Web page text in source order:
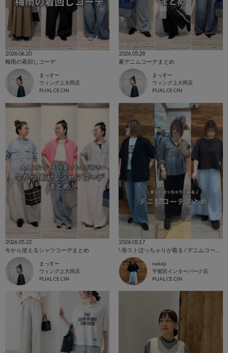
2026.06.20
梅雨の着回しコーデ
まっすー
ウィング上大岡店
PUAL CE CIN
2026.05.28
夏デニムコーデまとめ
まっすー
ウィング上大岡店
PUAL CE CIN
2026.05.22
今から使えるシャツコーデまとめ
まっすー
ウィング上大岡店
PUAL CE CIN
2026.05.17
nakaji
宇都宮インターパーク店
PUAL CE CIN